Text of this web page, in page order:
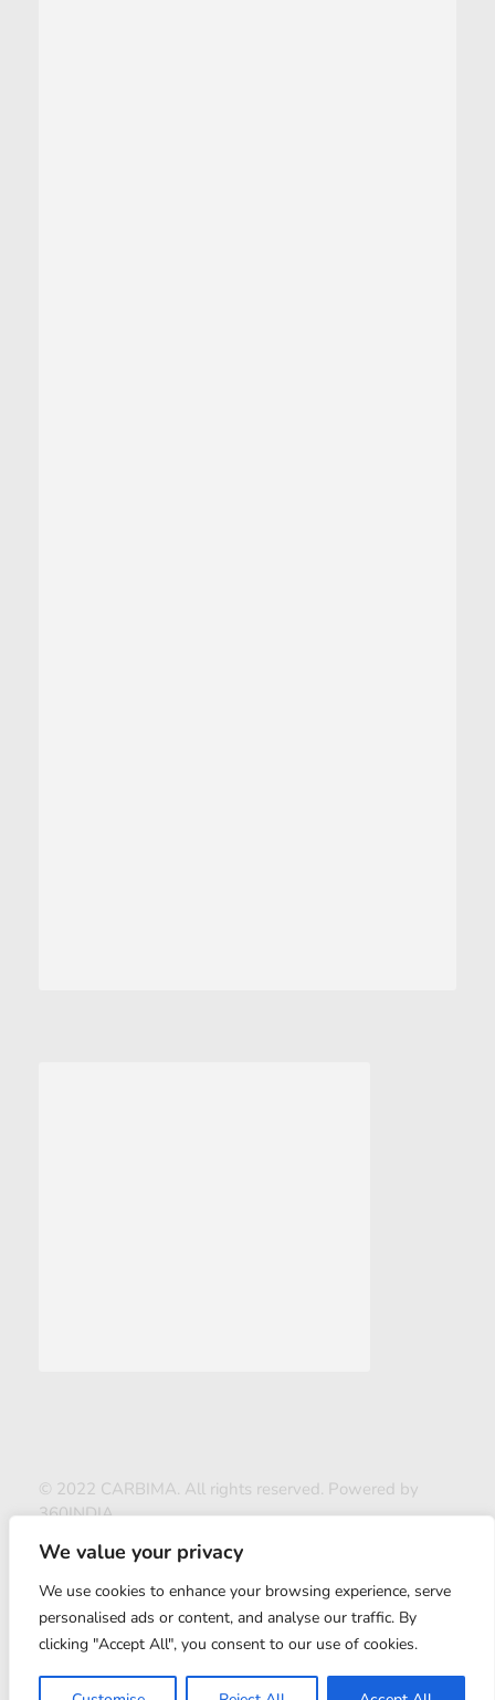
We value your privacy
We use cookies to enhance your browsing experience, serve
personalised ads or content, and analyse our traffic. By
clicking "Accept All", you consent to our use of cookies.
© 2022 CARBIMA. All rights reserved. Powered by
360INDIA